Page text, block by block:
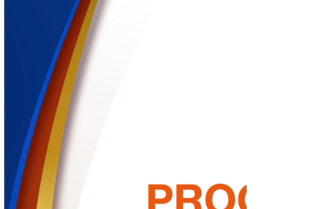
12 de junio de 2024
Gobierno Abierto